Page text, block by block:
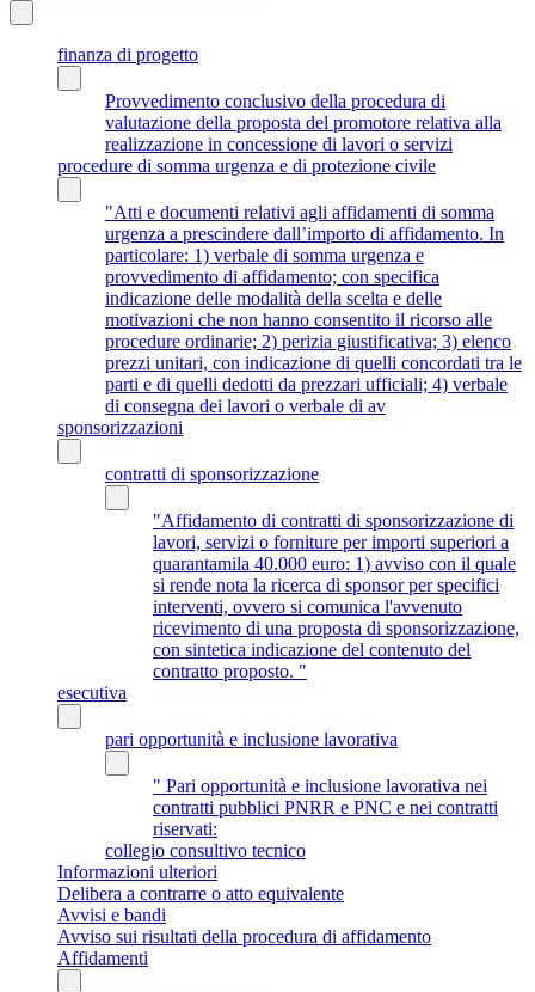
finanza di progetto
Provvedimento conclusivo della procedura di
valutazione della proposta del promotore relativa alla
realizzazione in concessione di lavori o servizi
procedure di somma urgenza e di protezione civile
"Atti e documenti relativi agli affidamenti di somma
urgenza a prescindere dall’importo di affidamento. In
particolare: 1) verbale di somma urgenza e
provvedimento di affidamento; con specifica
indicazione delle modalità della scelta e delle
motivazioni che non hanno consentito il ricorso alle
procedure ordinarie; 2) perizia giustificativa; 3) elenco
prezzi unitari, con indicazione di quelli concordati tra le
parti e di quelli dedotti da prezzari ufficiali; 4) verbale
di consegna dei lavori o verbale di av
sponsorizzazioni
contratti di sponsorizzazione
"Affidamento di contratti di sponsorizzazione di
lavori, servizi o forniture per importi superiori a
quarantamila 40.000 euro: 1) avviso con il quale
si rende nota la ricerca di sponsor per specifici
interventi, ovvero si comunica l'avvenuto
ricevimento di una proposta di sponsorizzazione,
con sintetica indicazione del contenuto del
contratto proposto. "
esecutiva
pari opportunità e inclusione lavorativa
" Pari opportunità e inclusione lavorativa nei
contratti pubblici PNRR e PNC e nei contratti
riservati:
collegio consultivo tecnico
Informazioni ulteriori
Delibera a contrarre o atto equivalente
Avvisi e bandi
Avviso sui risultati della procedura di affidamento
Affidamenti